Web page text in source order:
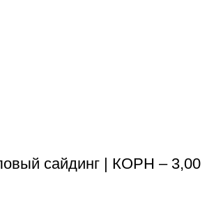
сайдинг | КОРН – 3,00